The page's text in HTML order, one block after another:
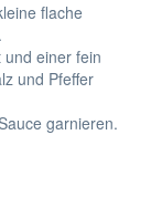
flache
einer fein
und Pfeffer
garnieren.